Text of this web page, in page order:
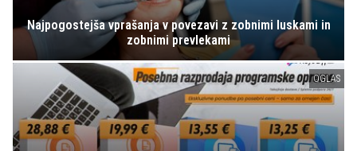
Najpogostejša vprašanja v povezavi z zobnimi luskami in
zobnimi prevlekami
OGLAS